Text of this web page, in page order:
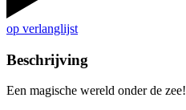
op verlanglijst
Beschrijving
Een magische wereld onder de zee!